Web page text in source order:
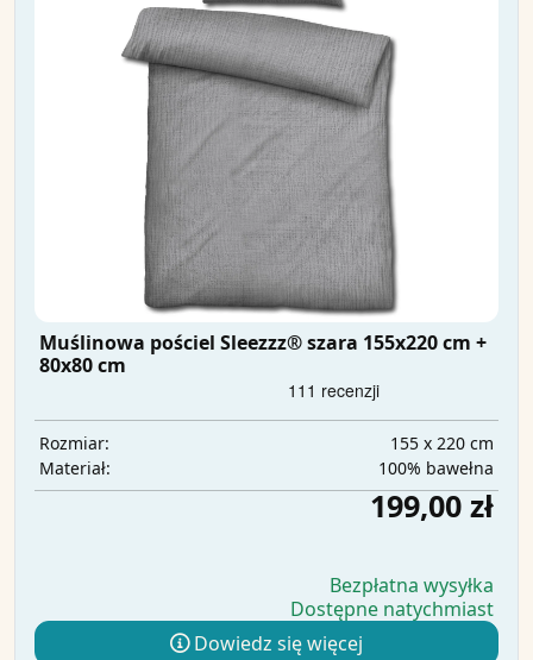
Muślinowa pościel Sleezzz® szara 155x220 cm +
80x80 cm
Rozmiar:
155 x 220 cm
Materiał:
100% bawełna
199,00 zł
Bezpłatna wysyłka
Dostępne natychmiast
Dowiedz się więcej